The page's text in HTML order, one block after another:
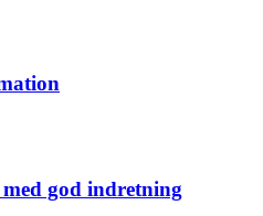
god indretning